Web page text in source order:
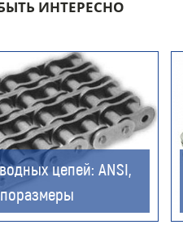
ИНТЕРЕСНО
цепей: ANSI,
связи (обязательно)